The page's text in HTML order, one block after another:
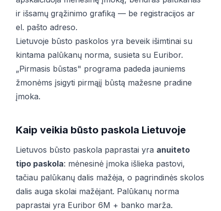
ir išsamų grąžinimo grafiką — be registracijos ar
el. pašto adreso.
Lietuvoje būsto paskolos yra beveik išimtinai su
kintama palūkanų norma, susieta su Euribor.
„Pirmasis būstas" programa padeda jauniems
žmonėms įsigyti pirmąjį būstą mažesne pradine
įmoka.
Kaip veikia būsto paskola Lietuvoje
Lietuvos būsto paskola paprastai yra anuiteto
tipo paskola: mėnesinė įmoka išlieka pastovi,
tačiau palūkanų dalis mažėja, o pagrindinės skolos
dalis auga skolai mažėjant. Palūkanų norma
paprastai yra Euribor 6M + banko marža.